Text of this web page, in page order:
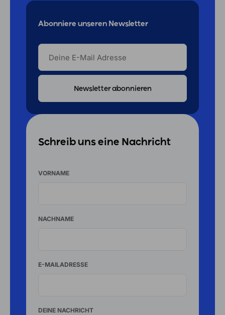
Abonniere unseren Newsletter
DEINE
MAIL
ADRESSE
Schreib uns eine Nachricht
VORNAME
NACHNAME
E-MAILADRESSE
DEINE NACHRICHT